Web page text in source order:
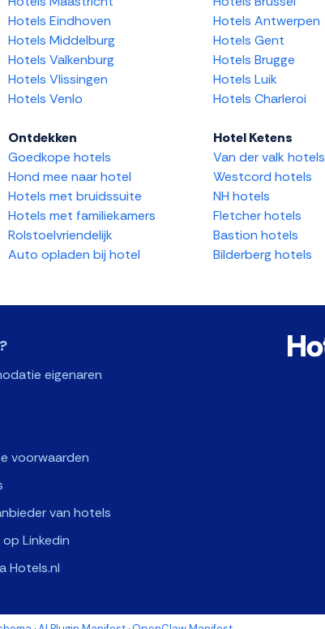
Hotels Eindhoven
Hotels Middelburg
Hotels Valkenburg
Hotels Vlissingen
Hotels Venlo
Hotels Antwerpen
Hotels Gent
Hotels Brugge
Hotels Luik
Hotels Charleroi
Ontdekken
Goedkope hotels
Hond mee naar hotel
Hotels met bruidssuite
Hotels met familiekamers
Rolstoelvriendelijk
Auto opladen bij hotel
Hotel Ketens
Van der valk hotels
Westcord hotels
NH hotels
Fletcher hotels
Bastion hotels
Bilderberg hotels
eigenaren
voorwaarden
van hotels
Linkedin
Hotels.nl